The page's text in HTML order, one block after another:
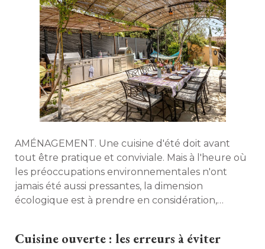
AMÉNAGEMENT. Une cuisine d'été doit avant
tout être pratique et conviviale. Mais à l'heure où
les préoccupations environnementales n'ont
jamais été aussi pressantes, la dimension
écologique est à prendre en considération,
conseils pour concevoir un espace à la fois
Cuisine ouverte : les erreurs à éviter